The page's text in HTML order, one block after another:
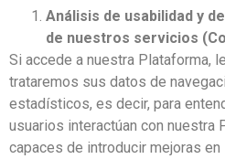
Análisis de usabilidad y
de nuestros servicios
Si accede a nuestra Plataforma,
trataremos sus datos de
estadísticos, es decir, para
usuarios interactúan con nuestra
capaces de introducir mejoras